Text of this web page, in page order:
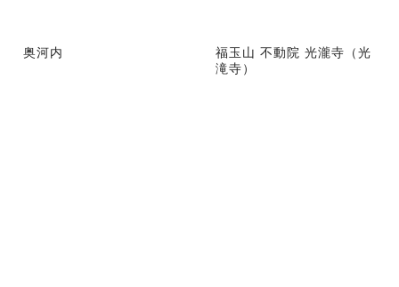
奥河内
福玉山 不動院 光瀧寺（光
滝寺）